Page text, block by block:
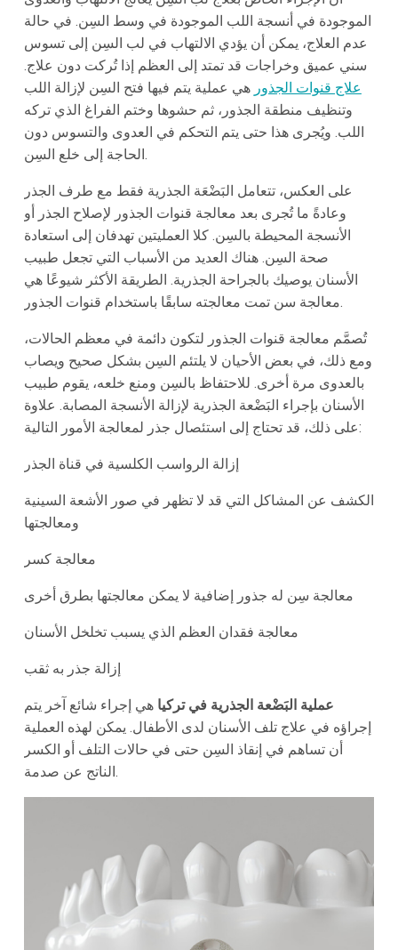
الموجودة في أنسجة اللب الموجودة في وسط السِن. في حالة
عدم العلاج، يمكن أن يؤدي الالتهاب في لب السِن إلى تسوس
سني عميق وخراجات قد تمتد إلى العظم إذا تُركت دون علاج.
علاج قنوات الجذور هي عملية يتم فيها فتح السِن لإزالة اللب
وتنظيف منطقة الجذور، ثم حشوها وختم الفراغ الذي تركه
اللب. ويُجرى هذا حتى يتم التحكم في العدوى والتسوس دون
الحاجة إلى خلع السِن.
على العكس، تتعامل البَضْعَة الجذرية فقط مع طرف الجذر
وعادةً ما تُجرى بعد معالجة قنوات الجذور لإصلاح الجذر أو
الأنسجة المحيطة بالسِن. كلا العمليتين تهدفان إلى استعادة
صحة السِن. هناك العديد من الأسباب التي تجعل طبيب
الأسنان يوصيك بالجراحة الجذرية. الطريقة الأكثر شيوعًا هي
معالجة سن تمت معالجته سابقًا باستخدام قنوات الجذور.
تُصمَّم معالجة قنوات الجذور لتكون دائمة في معظم الحالات،
ومع ذلك، في بعض الأحيان لا يلتئم السِن بشكل صحيح ويصاب
بالعدوى مرة أخرى. للاحتفاظ بالسِن ومنع خلعه، يقوم طبيب
الأسنان بإجراء البَضْعة الجذرية لإزالة الأنسجة المصابة. علاوة
على ذلك، قد تحتاج إلى استئصال جذر لمعالجة الأمور التالية:
إزالة الرواسب الكلسية في قناة الجذر
الكشف عن المشاكل التي قد لا تظهر في صور الأشعة السينية
ومعالجتها
معالجة كسر
معالجة سِن له جذور إضافية لا يمكن معالجتها بطرق أخرى
معالجة فقدان العظم الذي يسبب تخلخل الأسنان
إزالة جذر به ثقب
عملية البَضْعة الجذرية في تركيا هي إجراء شائع آخر يتم
إجراؤه في علاج تلف الأسنان لدى الأطفال. يمكن لهذه العملية
أن تساهم في إنقاذ السِن حتى في حالات التلف أو الكسر
الناتج عن صدمة.